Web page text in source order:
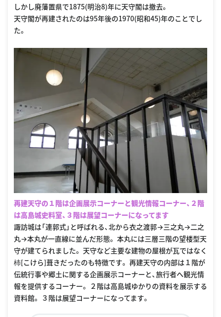
しかし廃藩置県で1875(明治8)年に天守閣は撤去。
天守閣が再建されたのは95年後の1970(昭和45)年のことでし
た。
再建天守の１階は企画展示コーナーと観光情報コーナー、２階
は高島城史料室、３階は展望コーナーになってます
諏訪城は「連郭式」と呼ばれる、北から衣之渡郭→三之丸→二之
丸→本丸が一直線に並んだ形態。 本丸には三層三階の望楼型天
守が建てられました。 天守など主要な建物の屋根が瓦ではなく
杮[こけら]葺きだったのも特徴です。 再建天守の内部は１階が
伝統行事や郷土に関する企画展示コーナーと、旅行者へ観光情
報を提供するコーナー。 ２階は高島城ゆかりの資料を展示する
資料館。 ３階は展望コーナーになってます。